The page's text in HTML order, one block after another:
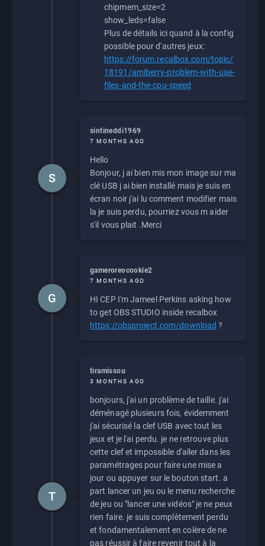
chipmem_size=2
show_leds=false
Plus de détails ici quand à la config
possible pour d'autres jeux:
https://forum.recalbox.com/topic/
18191/amiberry-problem-with-uae-
files-and-the-cpu-speed
sintineddi1969
7 MONTHS AGO
Hello
Bonjour, j ai bien mis mon image sur ma
clé USB j ai bien installé mais je suis en
écran noir j'ai lu comment modifier mais
la je suis perdu, pourriez vous m aider
s'il vous plait .Merci
S
gameroreocookie2
7 MONTHS AGO
HI CEP I'm Jameel Perkins asking how
to get OBS STUDIO inside recalbox
https://obsproject.com/download ?
G
tiramissou
3 MONTHS AGO
bonjours, j'ai un problème de taille. j'ai
déménagé plusieurs fois, évidemment
j'ai sécurisé la clef USB avec tout les
jeux et je l'ai perdu. je ne retrouve plus
cette clef et impossible d'aller dans les
paramétrages pour faire une mise a
jour ou appuyer sur le bouton start. a
part lancer un jeu ou le menu recherche
de jeu ou "lancer une vidéos" je ne peux
rien faire. je suis complètement perdu
et fondamentalement en colère de ne
pas réussir à faire revenir tout à la
T